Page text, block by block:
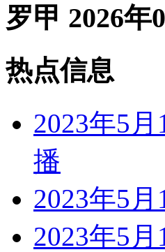
罗甲 2026年
热点信息
2023年5
播
2023年5
2023年5